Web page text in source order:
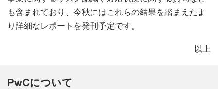
も含まれており、今秋にはこれらの結果を踏まえたよ
り詳細なレポートを発刊予定です。
以上
PwCについて